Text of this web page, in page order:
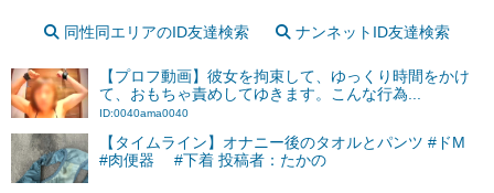
同性同エリアのID友達検索 ナンネットID友達検索
【プロフ動画】彼女を拘束して、ゆっくり時間をかけ
て、おもちゃ責めしてゆきます。こんな行為...
ID:0040ama0040
【タイムライン】オナニー後のタオルとパンツ #ドM
#肉便器 #下着 投稿者：たかの